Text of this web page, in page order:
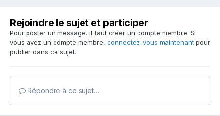
Rejoindre le sujet et participer
Pour poster un message, il faut créer un compte membre. Si
vous avez un compte membre, connectez-vous maintenant pour
publier dans ce sujet.
Répondre à ce sujet…